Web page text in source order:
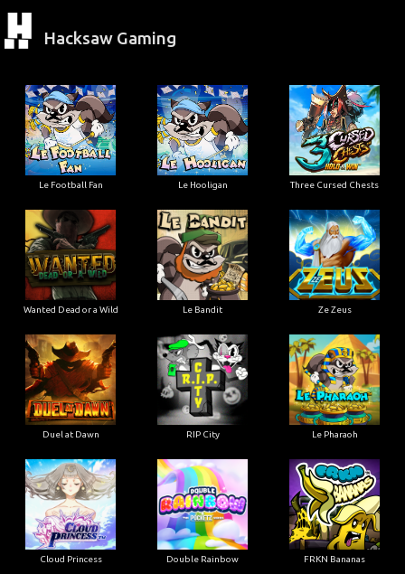
Hacksaw Gaming
Le Football Fan Le Hooligan Three Cursed Chests
Wanted Dead or a Wild Le Bandit Ze Zeus
Duel at Dawn RIP City Le Pharaoh
Cloud Princess Double Rainbow FRKN Bananas